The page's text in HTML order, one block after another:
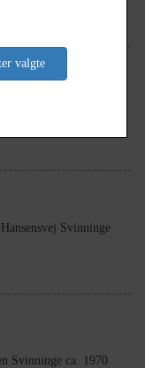
42,
Svinninge
Svinninge ca. 1970
valgte